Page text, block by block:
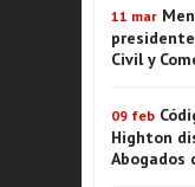
11 mar
Civil y
09 feb
Highton
Abogados